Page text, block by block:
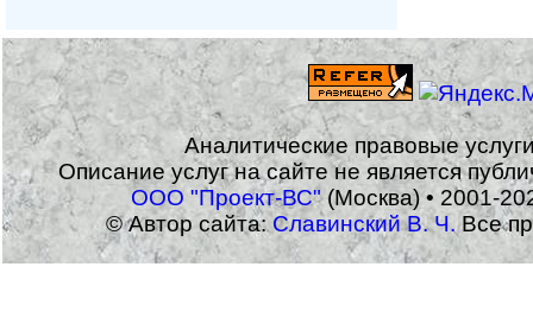
Аналитические правовые
Описание услуг на сайте не является
ООО "Проект-ВС"(Москва) • 2001-
© Автор сайта:Славинский В. Ч.Все